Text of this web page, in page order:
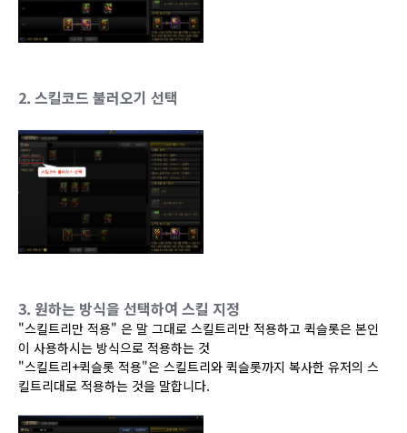
2. 스킬코드 불러오기 선택
3. 원하는 방식을 선택하여 스킬 지정
"스킬트리만 적용" 은 말 그대로 스킬트리만 적용하고 퀵슬롯은 본인
이 사용하시는 방식으로 적용하는 것
"스킬트리+퀵슬롯 적용"은 스킬트리와 퀵슬롯까지 복사한 유저의 스
킬트리대로 적용하는 것을 말합니다.